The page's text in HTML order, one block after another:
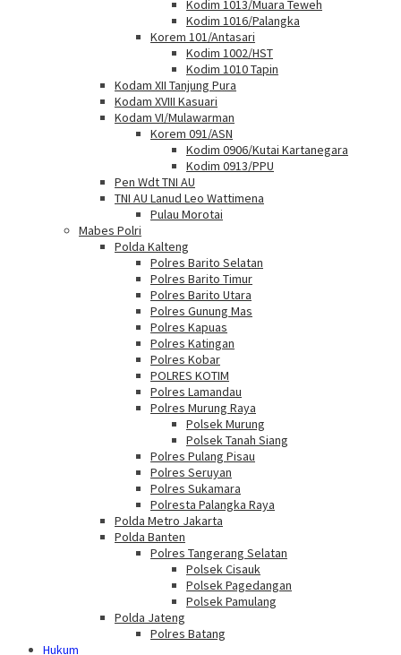
Kodim 1013/Muara Teweh
Kodim 1016/Palangka
Korem 101/Antasari
Kodim 1002/HST
Kodim 1010 Tapin
Kodam XII Tanjung Pura
Kodam XVIII Kasuari
Kodam VI/Mulawarman
Korem 091/ASN
Kodim 0906/Kutai Kartanegara
Kodim 0913/PPU
Pen Wdt TNI AU
TNI AU Lanud Leo Wattimena
Pulau Morotai
Mabes Polri
Polda Kalteng
Polres Barito Selatan
Polres Barito Timur
Polres Barito Utara
Polres Gunung Mas
Polres Kapuas
Polres Katingan
Polres Kobar
POLRES KOTIM
Polres Lamandau
Polres Murung Raya
Polsek Murung
Polsek Tanah Siang
Polres Pulang Pisau
Polres Seruyan
Polres Sukamara
Polresta Palangka Raya
Polda Metro Jakarta
Polda Banten
Polres Tangerang Selatan
Polsek Cisauk
Polsek Pagedangan
Polsek Pamulang
Polda Jateng
Polres Batang
Hukum